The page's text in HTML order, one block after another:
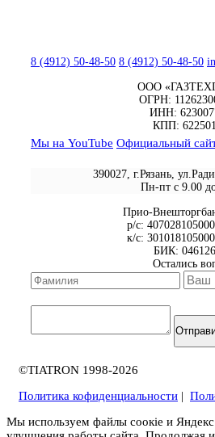
8 (4912) 50-48-50 8 (4912) 50-48-50
ООО
ОГРН:
ИНН:
КПП:
Мы на YouTube Официальный
390027, г.Рязань,
Пн-пт с 9.00
Прио-
р/с:
к/с:
БИК:
Остались
©TIATRON 1998-2026
Политика кофиденциальности |
Мы используем файлы соокіе и